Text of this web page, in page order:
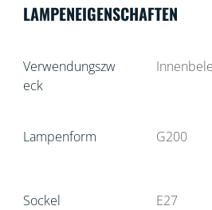
LAMPENEIGENSCHAFTEN
Verwendungszw
eck
Lampenform G200
Sockel E27